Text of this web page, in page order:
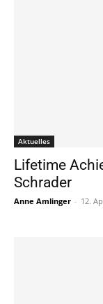
Aktuelles
Lifetime
Schrader
Anne Amlinger - 12.